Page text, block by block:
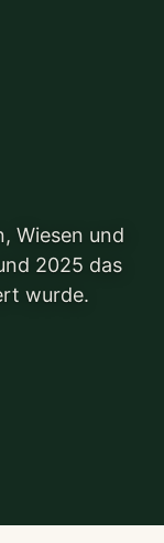
Wiesen und
2025 das
wurde.